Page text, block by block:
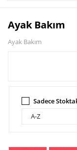
Ayak Bakım
Ayak Bakım
Sadece
A-Z